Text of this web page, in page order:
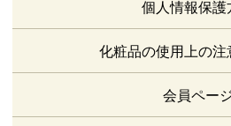
個人情報保護
化粧品の使用上の注
会員ペー